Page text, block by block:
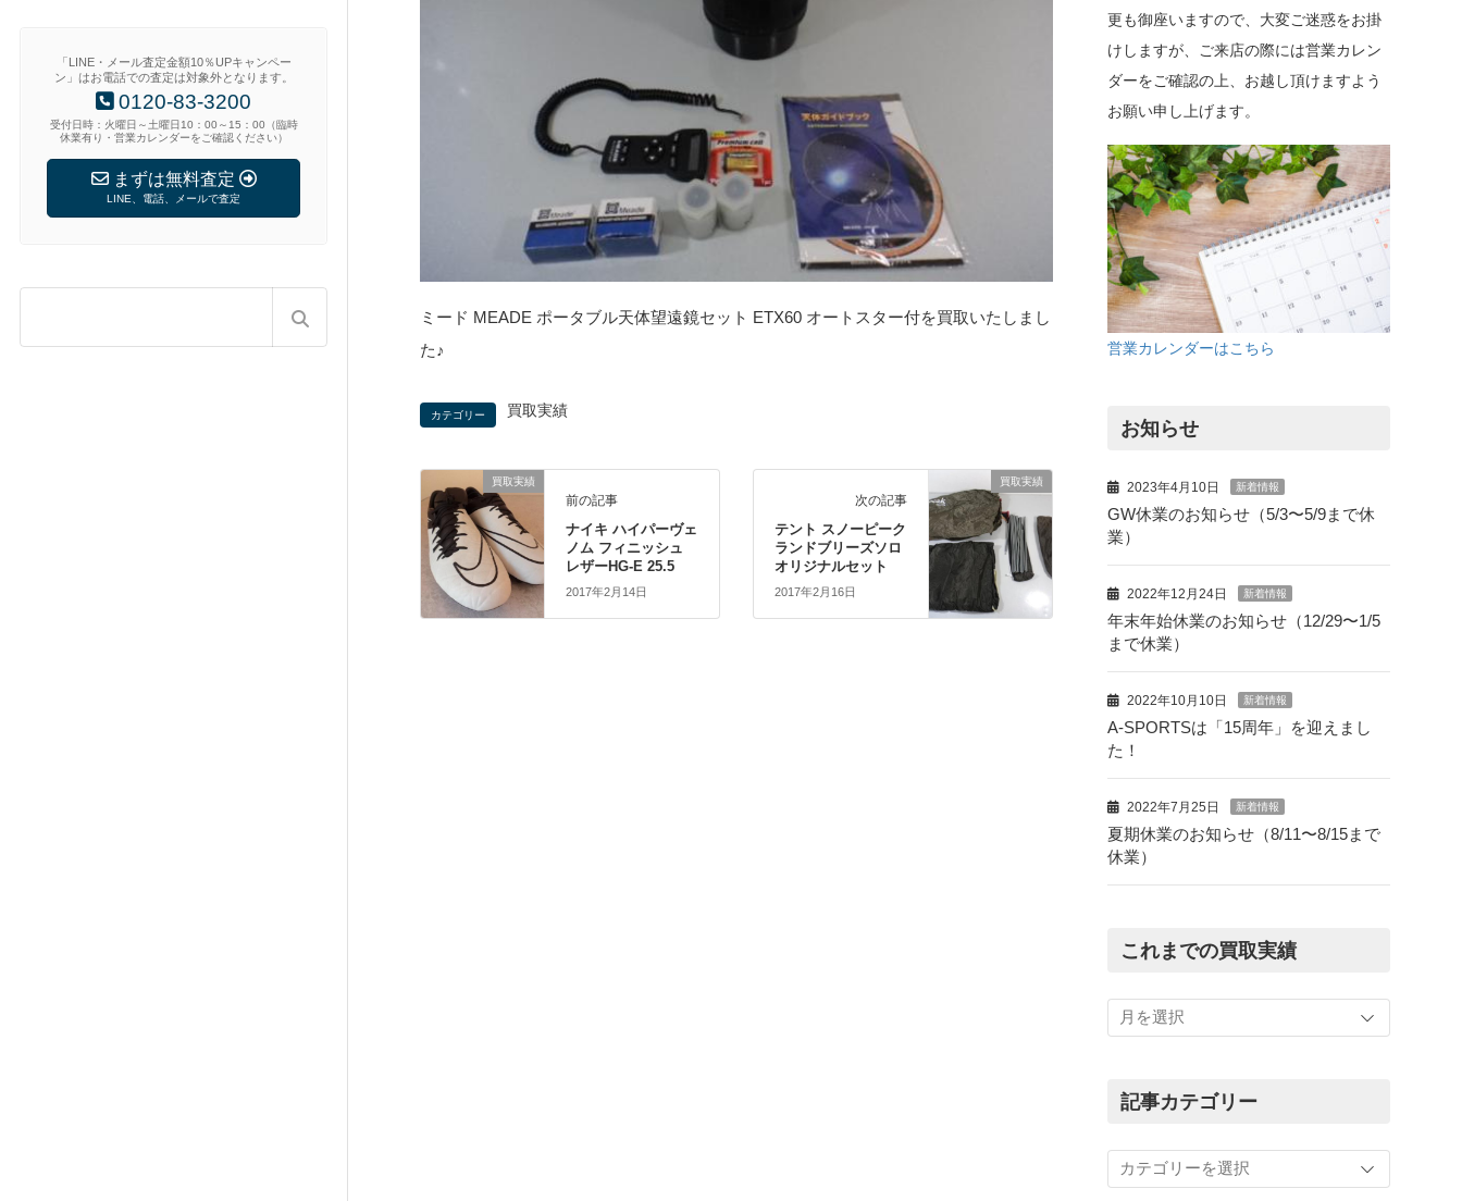
「LINE・メール査定金額10％UPキャンペー
ン」はお電話での査定は対象外となります。
0120-83-3200
受付日時：火曜日～土曜日10：00～15：00（臨時
休業有り・営業カレンダーをご確認ください）
まずは無料査定
LINE、電話、メールで査定
ミード MEADE ポータブル天体望遠鏡セット ETX60 オートスター付を買取いたしまし
た♪
カテゴリー 買取実績
買取実績
前の記事
ナイキ ハイパーヴェ
ノム フィニッシュ
レザーHG-E 25.5
2017年2月14日
買取実績
次の記事
テント スノーピーク
ランドブリーズソロ
オリジナルセット
2017年2月16日
更も御座いますので、大変ご迷惑をお掛
けしますが、ご来店の際には営業カレン
ダーをご確認の上、お越し頂けますよう
お願い申し上げます。
営業カレンダーはこちら
お知らせ
2023年4月10日 新着情報
GW休業のお知らせ（5/3〜5/9まで休
業）
2022年12月24日 新着情報
年末年始休業のお知らせ（12/29〜1/5
まで休業）
2022年10月10日 新着情報
A-SPORTSは「15周年」を迎えまし
た！
2022年7月25日 新着情報
夏期休業のお知らせ（8/11〜8/15まで
休業）
これまでの買取実績
ま
買
績
記事カテゴリー
事
カ